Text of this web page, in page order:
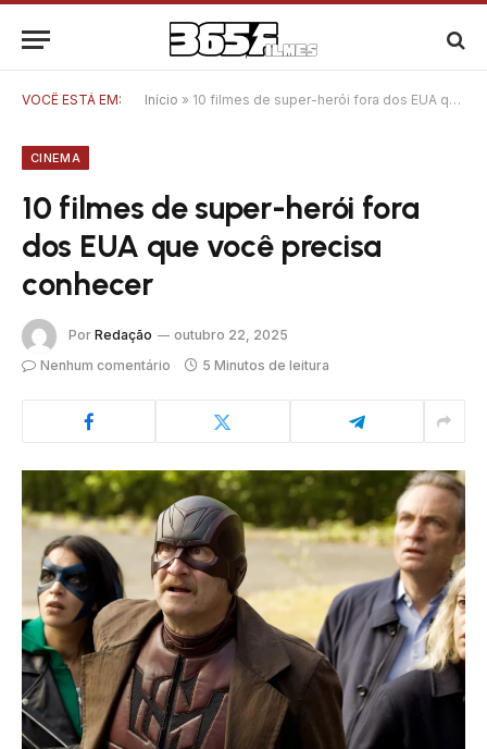
VOCÊ ESTÁ EM: Início » 10 filmes de super-herói fora dos EUA que você precisa conhecer
CINEMA
10 filmes de super-herói fora
dos EUA que você precisa
conhecer
Por Redação
outubro 22, 2025
Nenhum comentário
5 Minutos de leitura